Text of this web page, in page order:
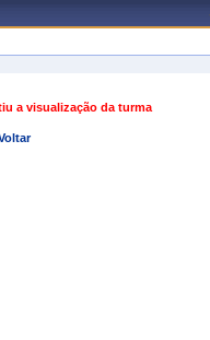
a visualização da turma